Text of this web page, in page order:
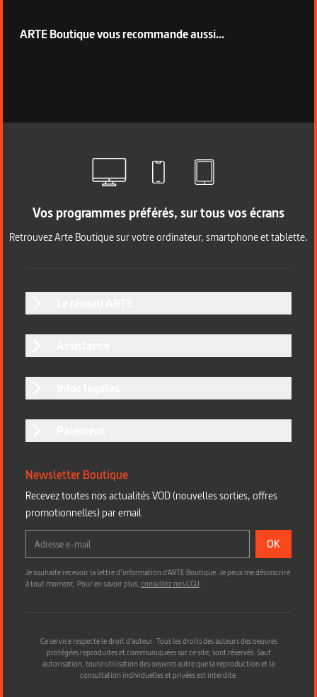
ARTE Boutique vous recommande aussi...
Vos programmes préférés, sur tous vos écrans
Retrouvez Arte Boutique sur votre ordinateur, smartphone et tablette.
Newsletter Boutique
Recevez toutes nos actualités VOD (nouvelles sorties, offres
promotionnelles) par email
OK
Je souhaite recevoir la lettre d’information d'ARTE Boutique. Je peux me désinscrire
à tout moment. Pour en savoir plus,consultez nos CGU.
Ce service respecte le droit d’auteur. Tous les droits des auteurs des oeuvres
protégées reproduites et communiquées sur ce site, sont réservés. Sauf
autorisation, toute utilisation des oeuvres autre que la reproduction et la
consultation individuelles et privées est interdite.